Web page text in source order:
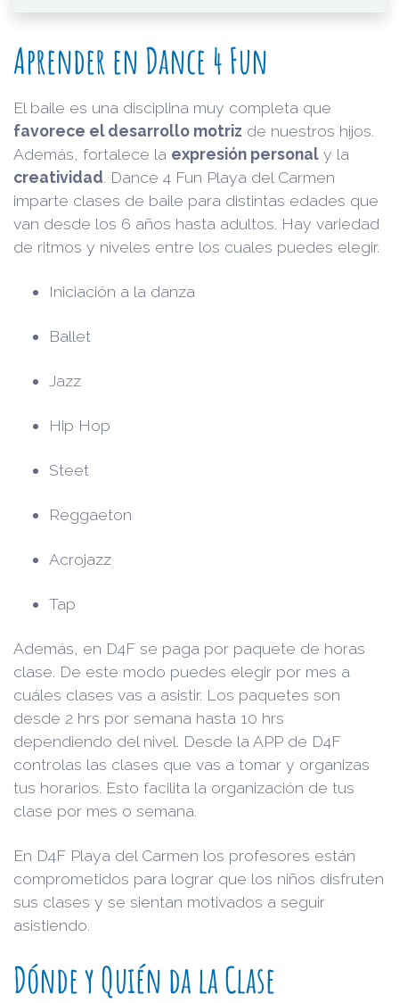
Aprender en Dance 4 Fun
El baile es una disciplina muy completa que
favorece el desarrollo motriz de nuestros hijos.
Además, fortalece la expresión personal y la
creatividad . Dance 4 Fun Playa del Carmen
imparte clases de baile para distintas edades que
van desde los 6 años hasta adultos. Hay variedad
de ritmos y niveles entre los cuales puedes elegir.
Iniciación a la danza
Ballet
Jazz
Hip Hop
Steet
Reggaeton
Acrojazz
Tap
Además, en D4F se paga por paquete de horas
clase. De este modo puedes elegir por mes a
cuáles clases vas a asistir. Los paquetes son
desde 2 hrs por semana hasta 10 hrs
dependiendo del nivel. Desde la APP de D4F
controlas las clases que vas a tomar y organizas
tus horarios. Esto facilita la organización de tus
clase por mes o semana.
En D4F Playa del Carmen los profesores están
comprometidos para lograr que los niños disfruten
sus clases y se sientan motivados a seguir
asistiendo.
Dónde y Quién da la Clase